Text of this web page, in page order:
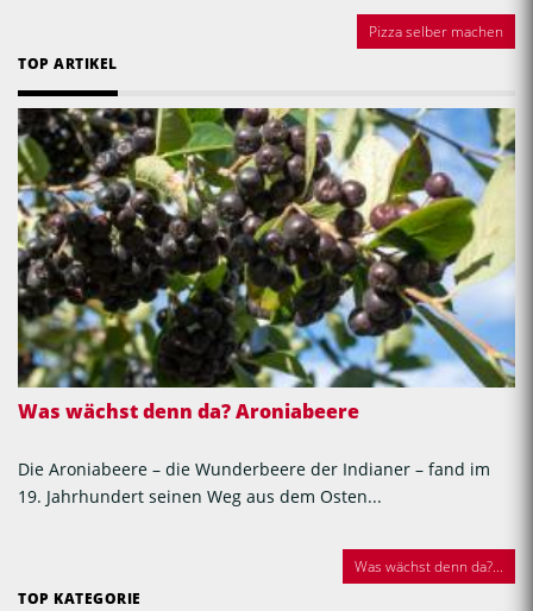
Pizza selber machen
TOP ARTIKEL
Was wächst denn da? Aroniabeere
Die Aroniabeere – die Wunderbeere der Indianer – fand im
19. Jahrhundert seinen Weg aus dem Osten...
Was wächst denn da?...
TOP KATEGORIE